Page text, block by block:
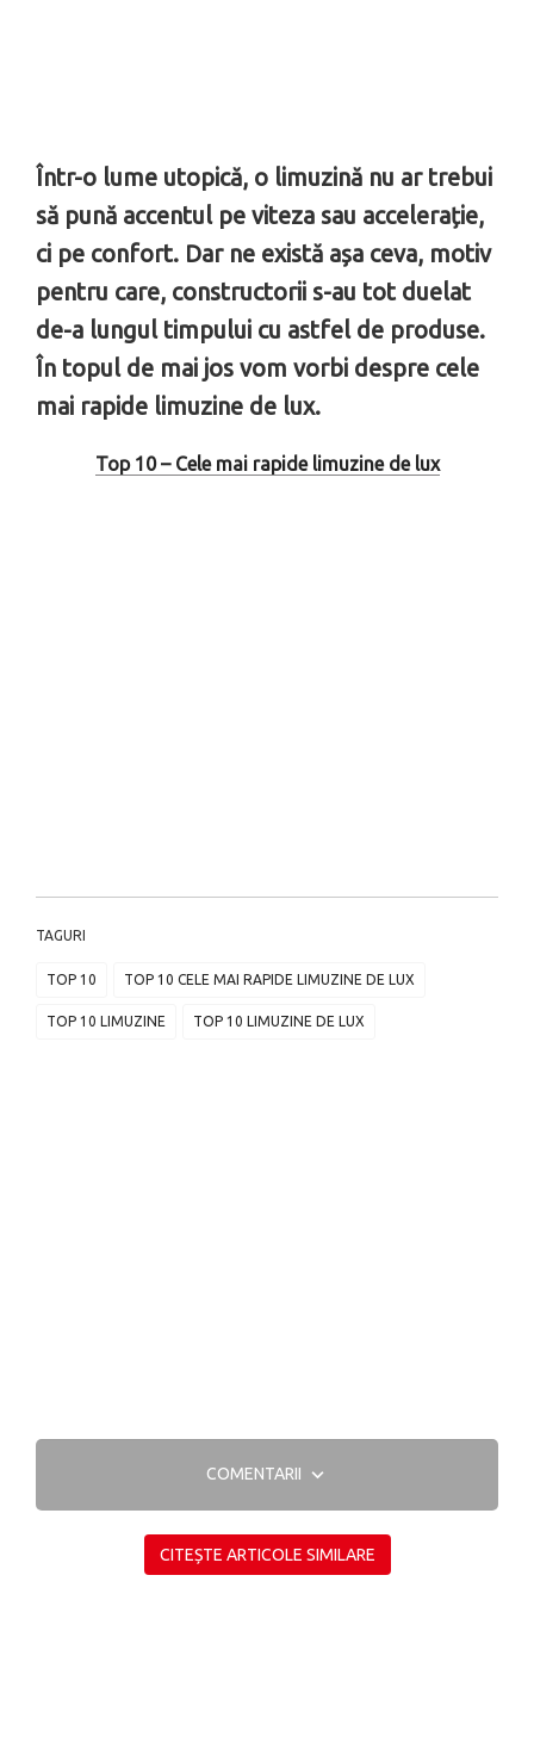
Într-o lume utopică, o limuzină nu ar trebui
să pună accentul pe viteza sau accelerație,
ci pe confort. Dar ne există așa ceva, motiv
pentru care, constructorii s-au tot duelat
de-a lungul timpului cu astfel de produse.
În topul de mai jos vom vorbi despre cele
mai rapide limuzine de lux.
Top 10 – Cele mai rapide limuzine de lux
TAGURI
TOP 10 TOP 10 CELE MAI RAPIDE LIMUZINE DE LUX
TOP 10 LIMUZINE TOP 10 LIMUZINE DE LUX
COMENTARII
CITEȘTE ARTICOLE SIMILARE